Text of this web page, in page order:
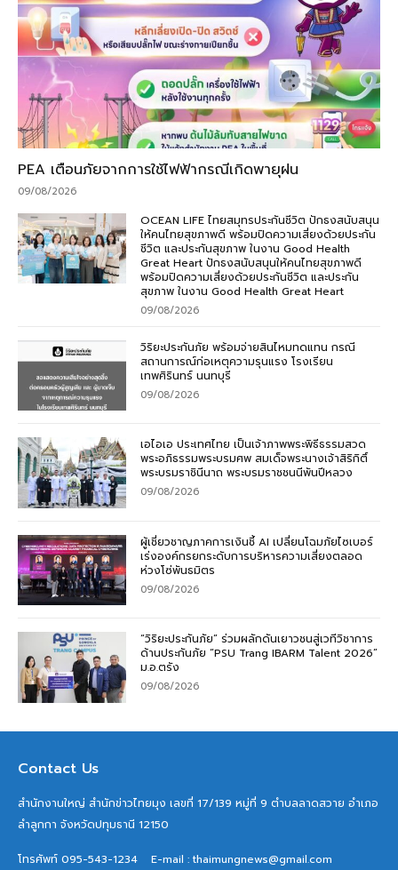
PEA เตือนภัยจากการใช้ไฟฟ้ากรณีเกิดพายุฝน
09/08/2026
OCEAN LIFE ไทยสมุทรประกันชีวิต ปักธงสนับสนุน
ให้คนไทยสุขภาพดี พร้อมปิดความเสี่ยงด้วยประกัน
ชีวิต และประกันสุขภาพ ในงาน Good Health
Great Heart ปักธงสนับสนุนให้คนไทยสุขภาพดี
พร้อมปิดความเสี่ยงด้วยประกันชีวิต และประกัน
สุขภาพ ในงาน Good Health Great Heart
09/08/2026
วิริยะประกันภัย พร้อมจ่ายสินไหมทดแทน กรณี
สถานการณ์ก่อเหตุความรุนแรง โรงเรียน
เทพศิรินทร์ นนทบุรี
09/08/2026
เอไอเอ ประเทศไทย เป็นเจ้าภาพพระพิธีธรรมสวด
พระอภิธรรมพระบรมศพ สมเด็จพระนางเจ้าสิริกิติ์
พระบรมราชินีนาถ พระบรมราชชนนีพันปีหลวง
09/08/2026
ผู้เชี่ยวชาญภาคการเงินชี้ AI เปลี่ยนโฉมภัยไซเบอร์
เร่งองค์กรยกระดับการบริหารความเสี่ยงตลอด
ห่วงโซ่พันธมิตร
09/08/2026
“วิริยะประกันภัย” ร่วมผลักดันเยาวชนสู่เวทีวิชาการ
ด้านประกันภัย “PSU Trang IBARM Talent 2026”
ม.อ.ตรัง
09/08/2026
Contact Us
สำนักงานใหญ่ สำนักข่าวไทยมุง เลขที่ 17/139 หมู่ที่ 9 ตำบลลาดสวาย อำเภอ
ลำลูกกา จังหวัดปทุมธานี 12150
โทรศัพท์ 095-543-1234 E-mail : thaimungnews@gmail.com